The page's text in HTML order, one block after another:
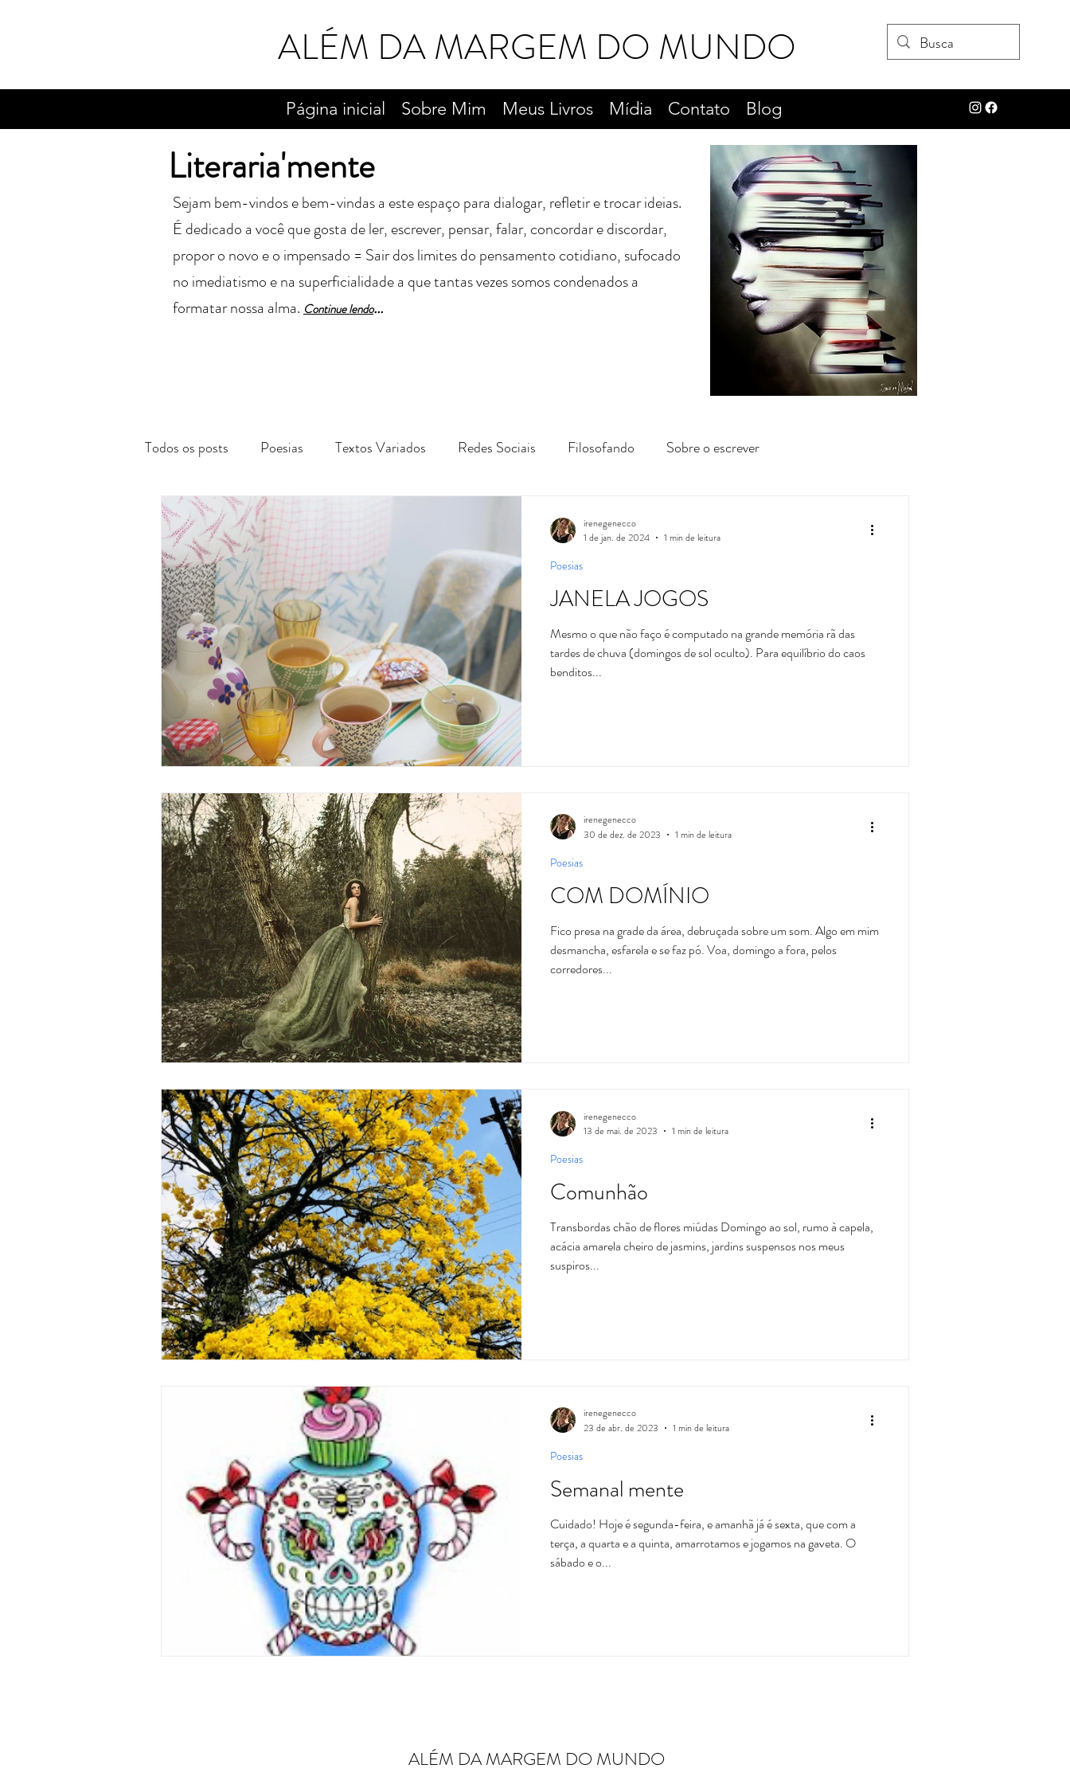
ALÉM DA MARGEM DO MUNDO
Página inicial Sobre Mim Meus Livros Mídia Contato Blog
Literaria'mente
Sejam bem-vindos e bem-vindas a este espaço para dialogar, refletir e trocar ideias.
É dedicado a você que gosta de ler, escrever, pensar, falar, concordar e discordar,
propor o novo e o impensado = Sair dos limites do pensamento cotidiano, sufocado
no imediatismo e na superficialidade a que tantas vezes somos condenados a
formatar nossa alma. Continue lendo...
Todos os posts Poesias Textos Variados Redes Sociais Filosofando Sobre o escrever
Reflexões Acadêmicas
JANELA JOGOS
Mesmo o que não faço é computado na grande memória rã das
tardes de chuva (domingos de sol oculto). Para equilíbrio do caos
benditos...
Poesias
irenegenecco
1 de jan. de 2024
1 min de leitura
COM DOMÍNIO
Fico presa na grade da área, debruçada sobre um som. Algo em mim
desmancha, esfarela e se faz pó. Voa, domingo a fora, pelos
corredores...
Poesias
irenegenecco
30 de dez. de 2023
1 min de leitura
Comunhão
Transbordas chão de flores miúdas Domingo ao sol, rumo à capela,
acácia amarela cheiro de jasmins, jardins suspensos nos meus
suspiros...
Poesias
irenegenecco
13 de mai. de 2023
1 min de leitura
Semanal mente
Cuidado! Hoje é segunda-feira, e amanhã já é sexta, que com a
terça, a quarta e a quinta, amarrotamos e jogamos na gaveta. O
sábado e o...
Poesias
irenegenecco
23 de abr. de 2023
1 min de leitura
ALÉM DA MARGEM DO MUNDO